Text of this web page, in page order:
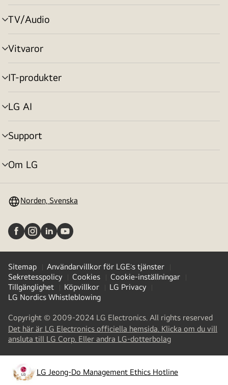
TV/Audio
menyväxling
Vitvaror
menyväxling
IT-produkter
menyväxling
LG AI
menyväxling
Support
menyväxling
Om LG
menyväxling
Norden, Svenska
Sitemap
Användarvillkor för LGE:s tjänster
Sekretesspolicy
Cookies
Cookie-inställningar
Tillgänglighet
Köpvillkor
LG Privacy
LG Nordics Whistleblowing
Copyright © 2009-2024 LG Electronics. All rights reserved
Det här är LG Electronics officiella hemsida. Klicka om du vill
ansluta till LG Corp. Eller andra LG-dotterbolag(
a
new
tab
LG Jeong-Do Management Ethics Hotline
opens